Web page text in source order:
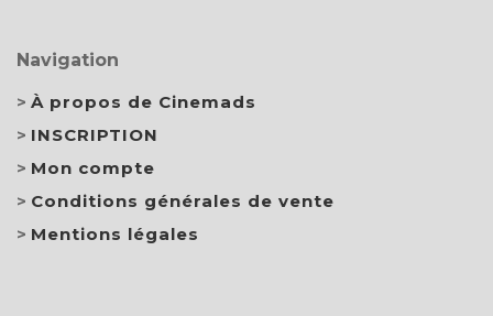
Navigation
À propos de Cinemads
INSCRIPTION
Mon compte
Conditions générales de vente
Mentions légales